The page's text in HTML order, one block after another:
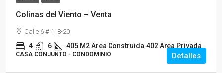
Colinas del Viento – Venta
Calle 6 # 118-20
4 6 405 M2 Area Construida 402 Area Privada
CASA CONJUNTO - CONDOMINIO Detalles